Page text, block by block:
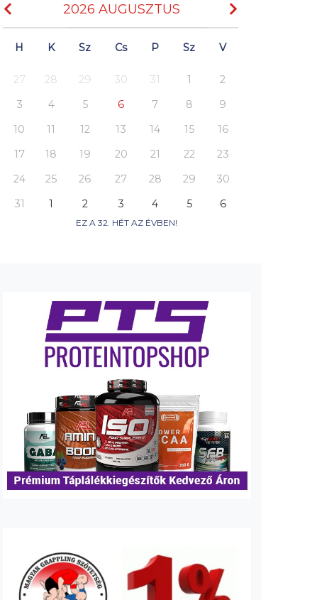
2026 AUGUSZTUS
H K Sz Cs P Sz V
27 28 29 30 31 1
2
3
4 5 6 7 8
9
10
11 12 13 14 15
16
17
18 19 20 21 22
23
24
25 26 27 28 29
30
31
1 2 3 4 5 6
EZ A 32. HÉT AZ ÉVBEN!